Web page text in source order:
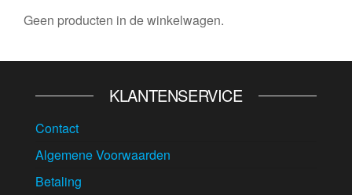
Geen producten in de winkelwagen.
KLANTENSERVICE
Contact
Algemene Voorwaarden
Betaling